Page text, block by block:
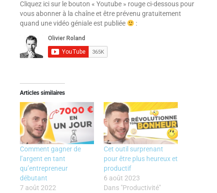
Cliquez ici sur le bouton « Youtube » rouge ci-dessous pour
vous abonner à la chaîne et être prévenu gratuitement
quand une vidéo géniale est publiée
:
Articles similaires
Comment gagner de
l’argent en tant
qu’entrepreneur
débutant
7 août 2022
Cet outil surprenant
pour être plus heureux et
productif
6 août 2023
Dans "Productivité"